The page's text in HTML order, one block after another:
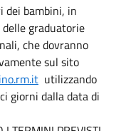
bambini, in
graduatorie
che dovranno
sul sito
utilizzando
giorni dalla data di